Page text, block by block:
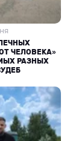
ЧЕЛОВЕКА»
РАЗНЫХ